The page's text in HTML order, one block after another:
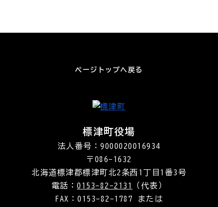
ページトップへ戻る
標津町役場
法人番号：9000020016934
〒086-1632
北海道標津郡標津町北2条西1丁目1番3号
電話：0153-82-2131
（代表）
FAX：0153-82-1787 または